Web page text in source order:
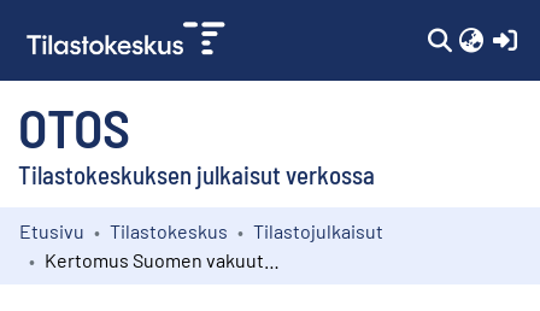
OTOS
Tilastokeskuksen julkaisut verkossa
Kokoelmat
Etusivu Tilastokeskus
Tilastojulkaisut